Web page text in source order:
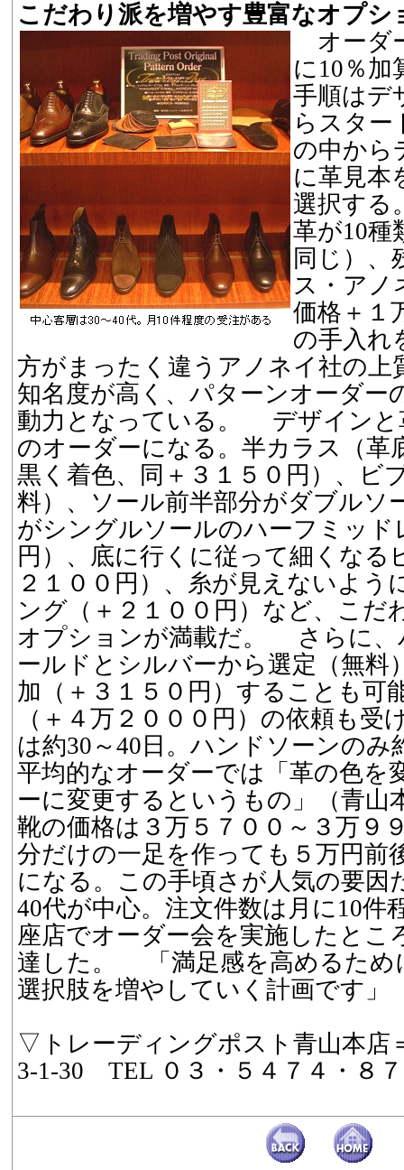
こだわり派を増やす豊富なオプシ
オーダ
に10％加
手順はデ
らスター
の中から
に革見本
選択する
革が10種
同じ）、
ス・アノ
価格＋１
の手入れ
方がまったく違うアノネイ社の上
知名度が高く、パターンオーダー
動力となっている。 デザインと
のオーダーになる。半カラス（革
黒く着色、同＋３１５０円）、ビ
料）、ソール前半部分がダブルソ
がシングルソールのハーフミッド
円）、底に行くに従って細くなる
２１００円）、糸が見えないよう
ング（＋２１００円）など、こだ
オプションが満載だ。 さらに、
ールドとシルバーから選定（無料
加（＋３１５０円）することも可
（＋４万２０００円）の依頼も受
は約30～40日。ハンドソーンの
平均的なオーダーでは「革の色を
ーに変更するというもの」（青山
靴の価格は３万５７００～３万９
分だけの一足を作っても５万円前
になる。この手頃さが人気の要
40代が中心。注文件数は月に10件
座店でオーダー会を実施したとこ
達した。 「満足感を高めるため
選択肢を増やしていく計画です」
▽トレーディングポスト青山本店
3-1-30 TEL ０３・５４７４・８